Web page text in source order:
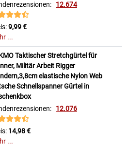
12.674
9,99 €
...
Taktischer Stretchgürtel für
Militär Arbeit Rigger
elastische Nylon Web
Schnellspanner Gürtel in
12.076
14,98 €
...